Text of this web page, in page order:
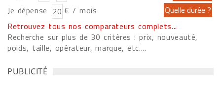
Je dépense
€ / mois
Retrouvez tous nos comparateurs complets...
Recherche sur plus de 30 critères : prix, nouveauté,
poids, taille, opérateur, marque, etc....
PUBLICITÉ